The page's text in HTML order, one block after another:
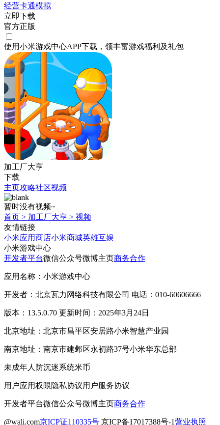
经营卡通模拟
立即下载
官方正版
使用小米游戏中心APP下载 ，领丰富游戏福利 及礼包
加工厂大亨
下载
主页攻略社区视频
暂时没有视频~
首页 > 加工厂大亨 > 视频
友情链接
小米应用商店小米商城英雄互娱
小米游戏中心
开发者平台微信公众号微博主页商务合作
应用名称：小米游戏中心
开发者：北京瓦力网络科技有限公司 电话：010-60606666
版本：13.5.0.70 更新时间：2025年3月24日
北京地址：北京市昌平区安居路小米智慧产业园
南京地址：南京市建邺区永初路37号小米华东总部
未成年人防沉迷系统米币
用户应用权限隐私协议用户服务协议
开发者平台微信公众号微博主页商务合作
@wali.com京ICP证110335号 京ICP备17017388号-1营业执照